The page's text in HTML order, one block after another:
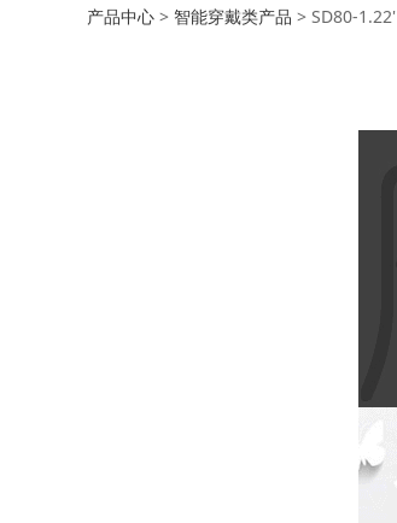
SD80-1.22'
产品中心 > 智能穿戴类产品 > SD80-1.22'